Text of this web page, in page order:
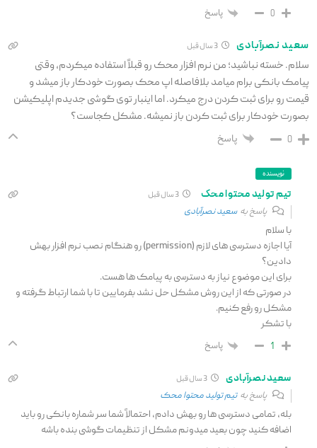
0 پاسخ
سعید نصرآبادی 3 سال قبل
سلام. خسته نباشید؛ من نرم افزار محک رو قبلاً استفاده میکردم، وقتی
پیامک بانکی برام میامد بلافاصله اپ محک بصورت خودکار باز میشد و
قیمت رو برای ثبت کردن درج میکرد. اما اینبار توی گوشی جدیدم اپلیکیشن
بصورت خودکار برای ثبت کردن باز نمیشه. مشکل کجاست؟
0 پاسخ
نویسنده
تیم تولید محتوا محک 3 سال قبل
پاسخ بهسعید نصرآبادی
با سلام
آیا اجازه دسترسی های لازم (permission) رو هنگام نصب نرم افزار بهش
دادین؟
برای این موضوع نیاز به دسترسی به پیامک ها هست.
در صورتی که از این روش مشکل حل نشد بفرمایین تا با شما ارتباط گرفته و
مشکل رو رفع کنیم.
با تشکر
1 پاسخ
سعید نصرآبادی 3 سال قبل
پاسخ بهتیم تولید محتوا محک
بله، تمامی دسترسی ها رو بهش دادم، احتمالاً شما سر شماره بانکی رو باید
اضافه کنید چون بعید میدونم مشکل از تنظیمات گوشی بنده باشه